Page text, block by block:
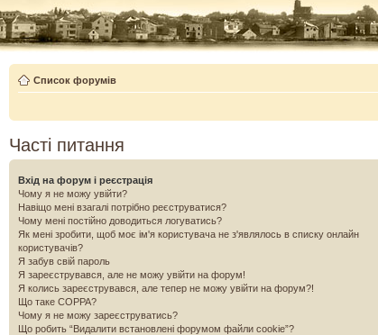
Список форумів
Часті питання
Вхід на форум і реєстрація
Чому я не можу увійти?
Навіщо мені взагалі потрібно реєструватися?
Чому мені постійно доводиться логуватись?
Як мені зробити, щоб моє ім'я користувача не з'являлось в списку онлайн
користувачів?
Я забув свій пароль
Я зареєструвався, але не можу увійти на форум!
Я колись зареєструвався, але тепер не можу увійти на форум?!
Що таке COPPA?
Чому я не можу зареєструватись?
Що робить “Видалити встановлені форумом файли cookie”?